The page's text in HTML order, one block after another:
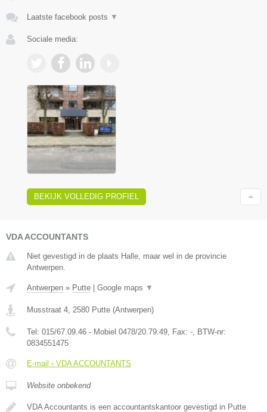
Laatste facebook posts ▼
Sociale media:
BEKIJK VOLLEDIG PROFIEL
VDA ACCOUNTANTS
Niet gevestigd in de plaats Halle, maar wel in de provincie
Antwerpen.
Antwerpen » Putte | Google maps ▼
Musstraat 4 2580 Putte (Antwerpen)
Tel: 015/67.09.46 - Mobiel 0478/20.79.49 , Fax: - , BTW-nr:
0834551475
E-mail › VDA ACCOUNTANTS
Website onbekend
VDA Accountants is een accountantskantoor gevestigd in Putte